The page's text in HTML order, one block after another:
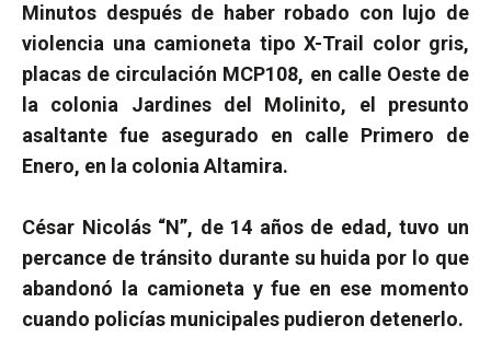
Minutos después de haber robado con lujo de
violencia una camioneta tipo X-Trail color gris,
placas de circulación MCP108, en calle Oeste de
la colonia Jardines del Molinito, el presunto
asaltante fue asegurado en calle Primero de
Enero, en la colonia Altamira.
César Nicolás “N”, de 14 años de edad, tuvo un
percance de tránsito durante su huida por lo que
abandonó la camioneta y fue en ese momento
cuando policías municipales pudieron detenerlo.